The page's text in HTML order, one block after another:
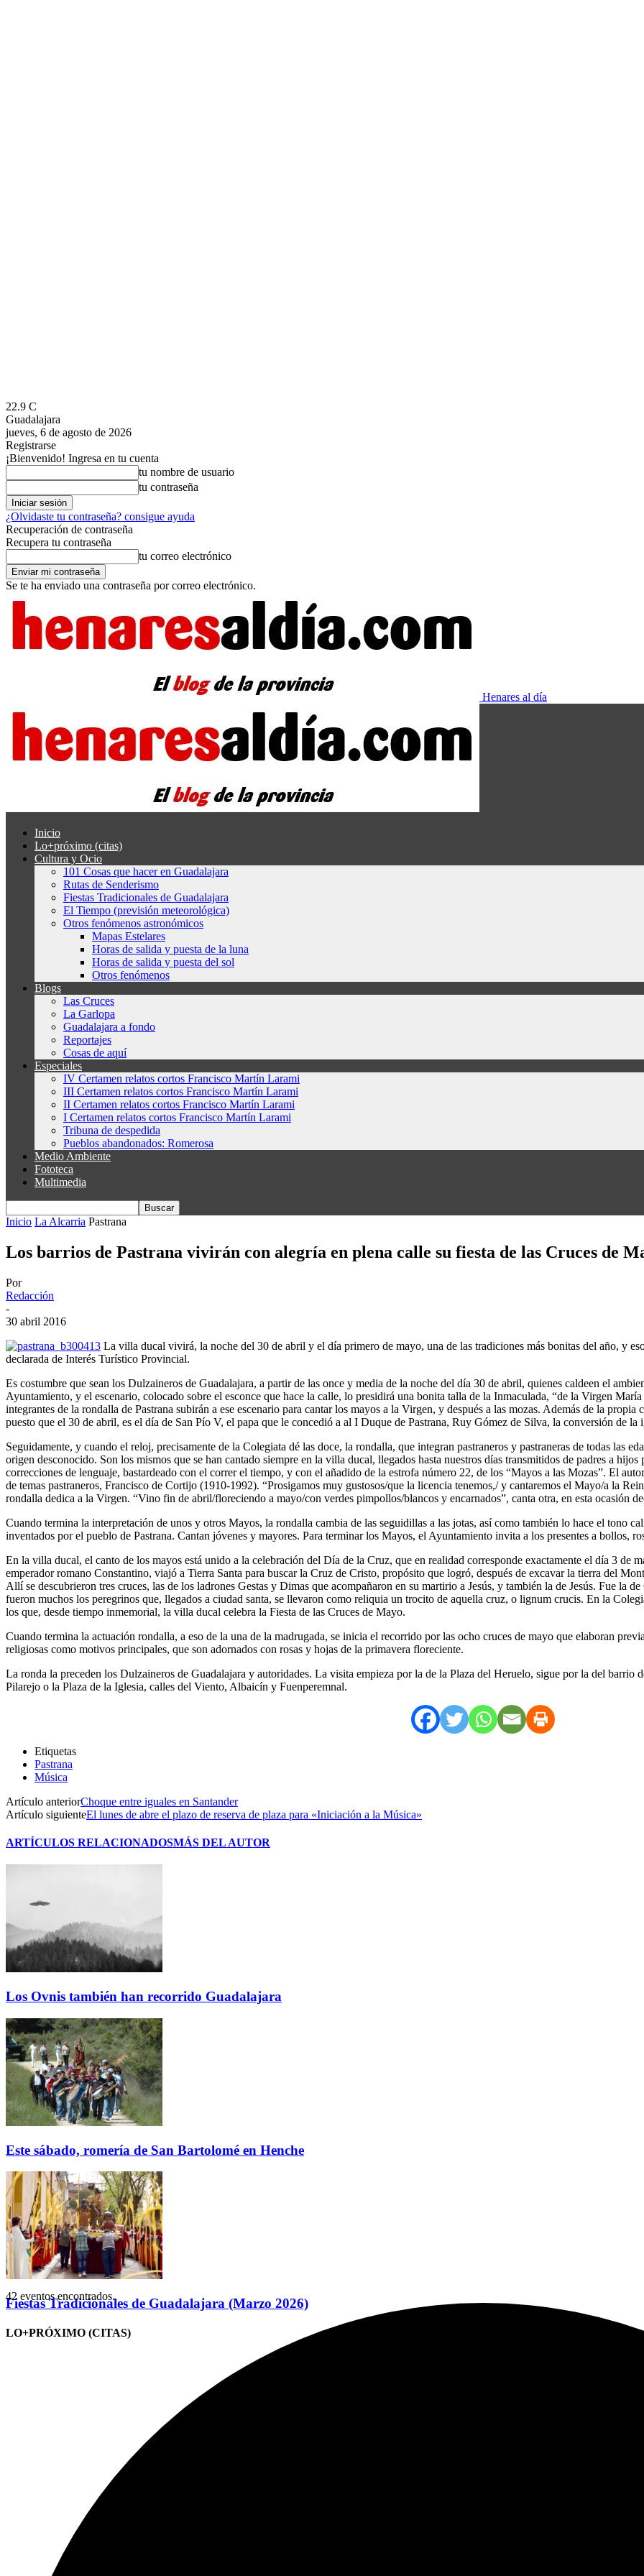
22.9 C
Guadalajara
jueves, 6 de agosto de 2026
Registrarse
¡Bienvenido! Ingresa en tu cuenta
tu nombre de usuario
tu contraseña
¿Olvidaste tu contraseña? consigue ayuda
Recuperación de contraseña
Recupera tu contraseña
tu correo electrónico
Se te ha enviado una contraseña por correo electrónico.
Henares al día
Inicio
Lo+próximo (citas)
Cultura y Ocio
101 Cosas que hacer en Guadalajara
Rutas de Senderismo
Fiestas Tradicionales de Guadalajara
El Tiempo (previsión meteorológica)
Otros fenómenos astronómicos
Mapas Estelares
Horas de salida y puesta de la luna
Horas de salida y puesta del sol
Otros fenómenos
Blogs
Las Cruces
La Garlopa
Guadalajara a fondo
Reportajes
Cosas de aquí
Especiales
IV Certamen relatos cortos Francisco Martín Larami
III Certamen relatos cortos Francisco Martín Larami
II Certamen relatos cortos Francisco Martín Larami
I Certamen relatos cortos Francisco Martín Larami
Tribuna de despedida
Pueblos abandonados: Romerosa
Medio Ambiente
Fototeca
Multimedia
Inicio La Alcarria Pastrana
Los barrios de Pastrana vivirán con alegría en plena calle su fiesta de las Cruces de
Por
Redacción
-
30 abril 2016
La villa ducal vivirá, la noche del 30 de abril y el día primero de mayo, una de las tradiciones más bonitas del año, y
declarada de Interés Turístico Provincial.
Es costumbre que sean los Dulzaineros de Guadalajara, a partir de las once y media de la noche del día 30 de abril, quienes caldeen el
Ayuntamiento, y el escenario, colocado sobre el esconce que hace la calle, lo presidirá una bonita talla de la Inmaculada, “de la Virgen
integrantes de la rondalla de Pastrana subirán a ese escenario para cantar los mayos a la Virgen, y después a las mozas. Además de la
puesto que el 30 de abril, es el día de San Pío V, el papa que le concedió a al I Duque de Pastrana, Ruy Gómez de Silva, la conversión de la
Seguidamente, y cuando el reloj, precisamente de la Colegiata dé las doce, la rondalla, que integran pastraneros y pastraneras de todas las
origen desconocido. Son los mismos que se han cantado siempre en la villa ducal, llegados hasta nuestros días transmitidos de padres a
correcciones de lenguaje, bastardeado con el correr el tiempo, y con el añadido de la estrofa número 22, de los “Mayos a las Mozas”. El
de temas pastraneros, Francisco de Cortijo (1910-1992). “Prosigamos muy gustosos/que la licencia tenemos,/ y cantaremos el Mayo/a la
rondalla dedica a la Virgen. “Vino fin de abril/floreciendo a mayo/con verdes pimpollos/blancos y encarnados”, canta otra, en esta ocasión
Cuando termina la interpretación de unos y otros Mayos, la rondalla cambia de las seguidillas a las jotas, así como también lo hace el tono
inventados por el pueblo de Pastrana. Cantan jóvenes y mayores. Para terminar los Mayos, el Ayuntamiento invita a los presentes a bollos,
En la villa ducal, el canto de los mayos está unido a la celebración del Día de la Cruz, que en realidad corresponde exactamente el día 3 de
emperador romano Constantino, viajó a Tierra Santa para buscar la Cruz de Cristo, propósito que logró, después de excavar la tierra del
Allí se descubrieron tres cruces, las de los ladrones Gestas y Dimas que acompañaron en su martirio a Jesús, y también la de Jesús. Fue la
fueron muchos los peregrinos que, llegados a ciudad santa, se llevaron como reliquia un trocito de aquella cruz, o lignum crucis. En la
los que, desde tiempo inmemorial, la villa ducal celebra la Fiesta de las Cruces de Mayo.
Cuando termina la actuación rondalla, a eso de la una de la madrugada, se inicia el recorrido por las ocho cruces de mayo que elaboran
religiosas como motivos principales, que son adornados con rosas y hojas de la primavera floreciente.
La ronda la preceden los Dulzaineros de Guadalajara y autoridades. La visita empieza por la de la Plaza del Heruelo, sigue por la del
Pilarejo o la Plaza de la Iglesia, calles del Viento, Albaicín y Fuenperemnal.
Etiquetas
Pastrana
Música
Artículo anteriorChoque entre iguales en Santander
Artículo siguienteEl lunes de abre el plazo de reserva de plaza para «Iniciación a la Música»
ARTÍCULOS RELACIONADOSMÁS DEL AUTOR
Los Ovnis también han recorrido Guadalajara
Este sábado, romería de San Bartolomé en Henche
Fiestas Tradicionales de Guadalajara (Marzo 2026)
LO+PRÓXIMO (CITAS)
42 eventos encontrados.